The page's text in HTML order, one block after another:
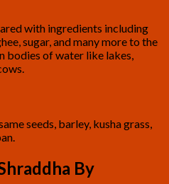
with ingredients including
sugar, and many more to the
bodies of water like lakes,
seeds, barley, kusha grass,
By